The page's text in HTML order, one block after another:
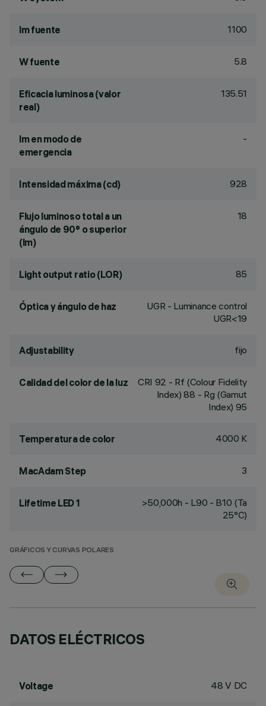
lm fuente 1100
W fuente 5.8
Eficacia luminosa (valor
real)
135.51
lm en modo de
emergencia
-
Intensidad máxima (cd) 928
Flujo luminoso total a un
ángulo de 90° o superior
(lm)
18
Light output ratio (LOR) 85
Óptica y ángulo de haz
UGR - Luminance control
UGR<19
Adjustability fijo
Calidad del color de la luz CRI 92 - Rf (Colour Fidelity
Index) 88 - Rg (Gamut
Index) 95
Temperatura de color 4000 K
MacAdam Step 3
Lifetime LED 1
>50,000h - L90 - B10 (Ta
25°C)
GRÁFICOS Y CURVAS POLARES
DATOS ELÉCTRICOS
Voltage 48 V DC